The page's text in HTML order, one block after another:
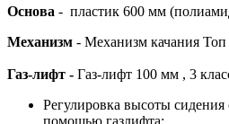
Основа - пластик 600 мм
Механизм - Механизм качания
Газ-лифт - Газ-лифт 100 мм , 3
Регулировка высоты сидения
помощью газлифта;